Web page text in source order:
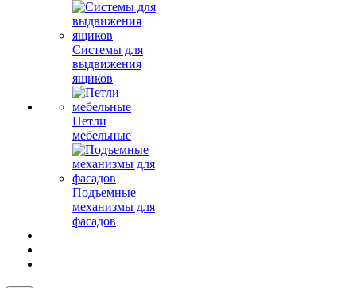
Системы для
выдвижения
ящиков
Петли
мебельные
Подъемные
механизмы для
фасадов